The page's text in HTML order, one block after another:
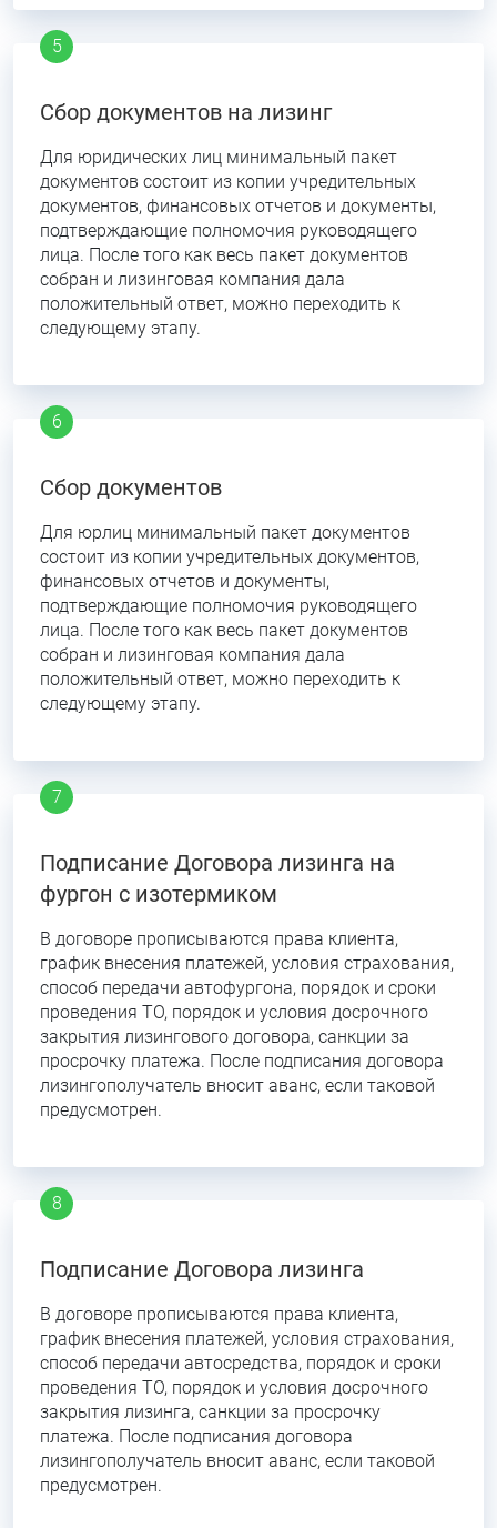
Сбор документов на лизинг
Для юридических лиц минимальный пакет
документов состоит из копии учредительных
документов, финансовых отчетов и документы,
подтверждающие полномочия руководящего
лица. После того как весь пакет документов
собран и лизинговая компания дала
положительный ответ, можно переходить к
следующему этапу.
Сбор документов
Для юрлиц минимальный пакет документов
состоит из копии учредительных документов,
финансовых отчетов и документы,
подтверждающие полномочия руководящего
лица. После того как весь пакет документов
собран и лизинговая компания дала
положительный ответ, можно переходить к
следующему этапу.
Подписание Договора лизинга на
фургон с изотермиком
В договоре прописываются права клиента,
график внесения платежей, условия страхования,
способ передачи автофургона, порядок и сроки
проведения ТО, порядок и условия досрочного
закрытия лизингового договора, санкции за
просрочку платежа. После подписания договора
лизингополучатель вносит аванс, если таковой
предусмотрен.
Подписание Договора лизинга
В договоре прописываются права клиента,
график внесения платежей, условия страхования,
способ передачи автосредства, порядок и сроки
проведения ТО, порядок и условия досрочного
закрытия лизинга, санкции за просрочку
платежа. После подписания договора
лизингополучатель вносит аванс, если таковой
предусмотрен.